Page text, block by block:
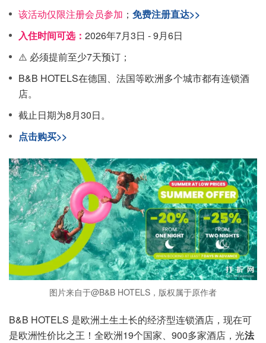
该活动仅限注册会员参加 ； 免费注册直达>>
入住时间可选： 2026年7月3日 - 9月6日
⚠️ 必须提前至少7天预订；
B&B HOTELS在德国、法国等欧洲多个城市都有连锁酒
店。
截止日期为8月30日。
点击购买>>
图片来自于@B&B HOTELS，版权属于原作者
B&B HOTELS 是欧洲土生土长的经济型连锁酒店，现在可
是欧洲性价比之王！全欧洲19个国家、900多家酒店，光法